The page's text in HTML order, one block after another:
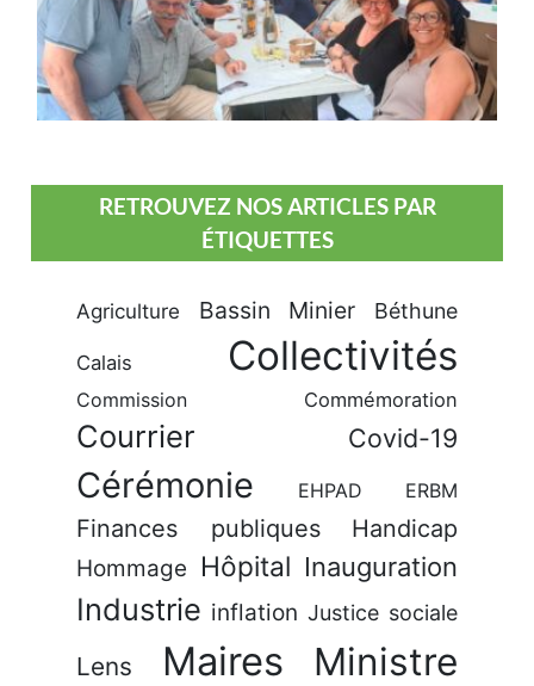
RETROUVEZ NOS ARTICLES PAR
ÉTIQUETTES
Agriculture Bassin Minier Béthune
Calais Collectivités
Commission Commémoration
Courrier Covid-19
Cérémonie EHPAD ERBM
Finances publiques Handicap
Hommage Hôpital Inauguration
Industrie inflation Justice sociale
Lens Maires Ministre